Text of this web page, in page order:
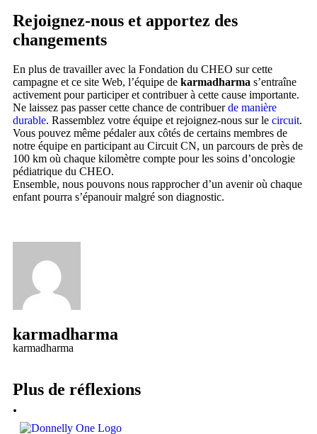
Rejoignez-nous et apportez des
changements
En plus de travailler avec la Fondation du CHEO sur cette
campagne et ce site Web, l’équipe de karmadharma s’entraîne
activement pour participer et contribuer à cette cause importante.
Ne laissez pas passer cette chance de contribuerde manière
durable. Rassemblez votre équipe et rejoignez-nous sur le circuit.
Vous pouvez même pédaler aux côtés de certains membres de
notre équipe en participant au Circuit CN, un parcours de près de
100 km où chaque kilomètre compte pour les soins d’oncologie
pédiatrique du CHEO.
Ensemble, nous pouvons nous rapprocher d’un avenir où chaque
enfant pourra s’épanouir malgré son diagnostic.
karmadharma
karmadharma
Plus de réflexions
.